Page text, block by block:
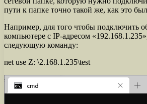
пути к папке точно такой же, как это
Например, для того чтобы подключить
компьютере с IP-адресом
следующую команду:
net use Z: \2.168.1.235\test